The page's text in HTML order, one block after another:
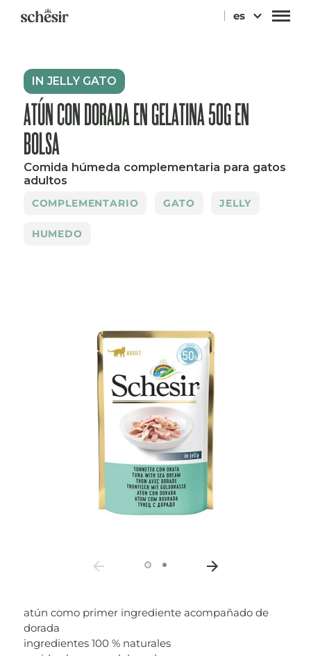
directamente
es
IN JELLY GATO
ATÚN CON DORADA EN GELATINA 50G EN
BOLSA
Comida húmeda complementaria para gatos
adultos
COMPLEMENTARIO GATO JELLY
HUMEDO
atún como primer ingrediente acompañado de
dorada
ingredientes 100 % naturales